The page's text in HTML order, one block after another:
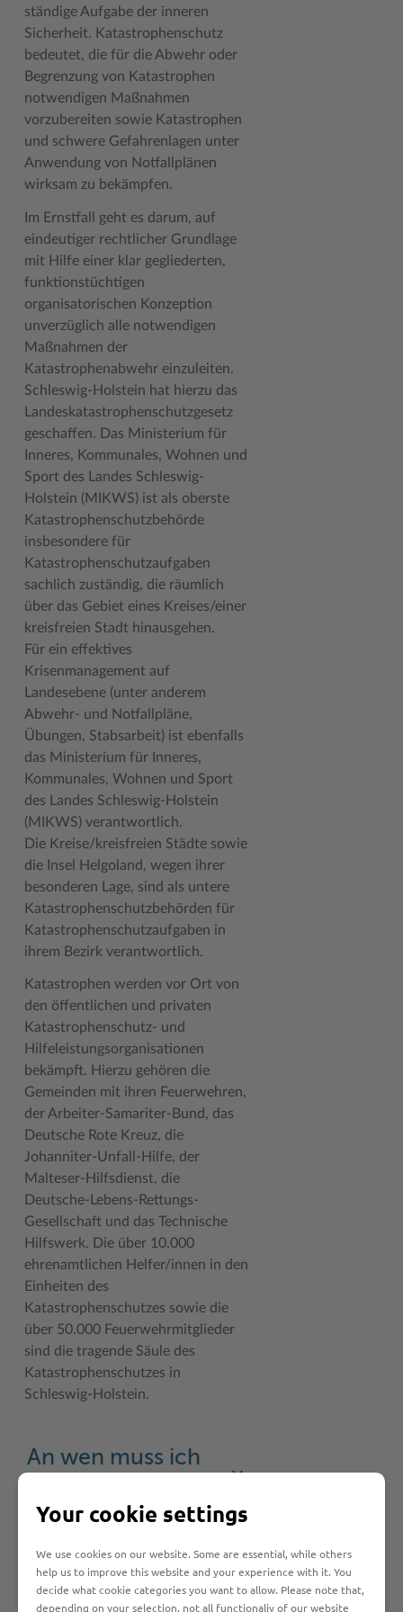
Geodatenportale (Kreiskarte)
Kfz-Zulassung
Kontakt / Öffnungszeiten
Lebenslagen
Leistungen
Lexikon
Publikationen
Wo Sie uns finden
Zuständigkeitsfinder SH ↗
Fotoarchiv
Hitzeschutz
Klimaanpassungskonzept
Kreistag Sitzungskalender
Lokales Wetter
Newsletter
Pressemeldungen
Social Media
Stormarninfo
Termine
Ukrainehilfe
Woche der Seelischen Gesundheit
#MeinStormarn
Karrieretag
Kreispräsident
Kreistag und Ausschüsse
Kreistag Sitzungskalender
Kreisverwaltung
Sonderbereiche
Stabsbereiche
Städte und Gemeinden
Wappen und Geschichte
Wappenrolle
Was ist ein Kreis?
Zahlen, Daten, Fakten
Offene Stellen
Praktika und FSJ
Weiterbildung beim Kreis Stormarn
Wen wir suchen
Klimaschutz beim Kreis Stormarn
Projekt e-Gewerbe
Stormarner Bündnis für bezahlbares Wohnen
Wirtschafts- und Aufbaugesellschaft Stormarn
Zahlen, Daten, Fakten
Kulturelle Einrichtungen
Museen
Naturschutzgebiete
Radwandern
Storchenhorste
Lieblingsplätze in der Metropolregion
Termine und Veranstaltungen
Tourismus
Vereine und Gruppen
Wälder und Moore
ständige Aufgabe der inneren
Sicherheit. Katastrophenschutz
bedeutet, die für die Abwehr oder
Begrenzung von Katastrophen
notwendigen Maßnahmen
vorzubereiten sowie Katastrophen
und schwere Gefahrenlagen unter
Anwendung von Notfallplänen
wirksam zu bekämpfen.
Im Ernstfall geht es darum, auf
eindeutiger rechtlicher Grundlage
mit Hilfe einer klar gegliederten,
funktionstüchtigen
organisatorischen Konzeption
unverzüglich alle notwendigen
Maßnahmen der
Katastrophenabwehr einzuleiten.
Schleswig-Holstein hat hierzu das
Landeskatastrophenschutzgesetz
geschaffen. Das Ministerium für
Inneres, Kommunales, Wohnen und
Sport des Landes Schleswig-
Holstein (MIKWS) ist als oberste
Katastrophenschutzbehörde
insbesondere für
Katastrophenschutzaufgaben
sachlich zuständig, die räumlich
über das Gebiet eines Kreises/einer
kreisfreien Stadt hinausgehen.
Für ein effektives
Krisenmanagement auf
Landesebene (unter anderem
Abwehr- und Notfallpläne,
Übungen, Stabsarbeit) ist ebenfalls
das Ministerium für Inneres,
Kommunales, Wohnen und Sport
des Landes Schleswig-Holstein
(MIKWS) verantwortlich.
Die Kreise/kreisfreien Städte sowie
die Insel Helgoland, wegen ihrer
besonderen Lage, sind als untere
Katastrophenschutzbehörden für
Katastrophenschutzaufgaben in
ihrem Bezirk verantwortlich.
Katastrophen werden vor Ort von
den öffentlichen und privaten
Katastrophenschutz- und
Hilfeleistungsorganisationen
bekämpft. Hierzu gehören die
Gemeinden mit ihren Feuerwehren,
der Arbeiter-Samariter-Bund, das
Deutsche Rote Kreuz, die
Johanniter-Unfall-Hilfe, der
Malteser-Hilfsdienst, die
Deutsche-Lebens-Rettungs-
Gesellschaft und das Technische
Hilfswerk. Die über 10.000
ehrenamtlichen Helfer/innen in den
Einheiten des
Katastrophenschutzes sowie die
über 50.000 Feuerwehrmitglieder
sind die tragende Säule des
Katastrophenschutzes in
Schleswig-Holstein.
An wen muss ich
Rechtsgrundlage
Your cookie settings
We use cookies on our website. Some are essential, while others
help us to improve this website and your experience with it. You
decide what cookie categories you want to allow. Please note that,
depending on your selection, not all functionaliy of our website